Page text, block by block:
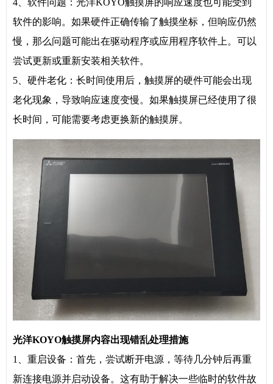
4、软件问题：光洋KOYO触摸屏的响应速度也可能受到
软件的影响。如果硬件正确传输了触摸坐标，但响应仍然
慢，那么问题可能出在驱动程序或应用程序软件上。可以
尝试更新或重新安装相关软件。
5、硬件老化：长时间使用后，触摸屏的硬件可能会出现
老化现象，导致响应速度变慢。如果触摸屏已经使用了很
长时间，可能需要考虑更换新的触摸屏。
光洋KOYO触摸屏内容出现错乱处理措施
1、重启设备：首先，尝试断开电源，等待几分钟后再重
新连接电源并启动设备。这有助于解决一些临时的软件故